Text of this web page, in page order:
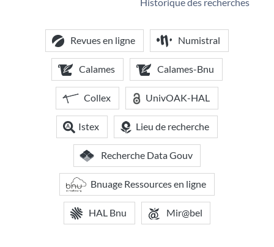
Revues en ligne Numistral
Calames Calames-Bnu
Collex UnivOAK-HAL
Istex Lieu de recherche
Recherche Data Gouv
Bnuage Ressources en ligne
HAL Bnu Mir@bel